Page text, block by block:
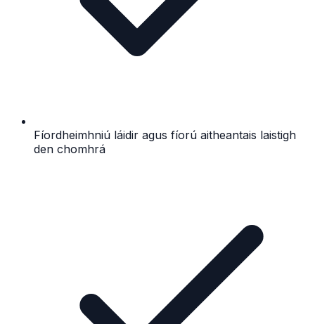
Fíordheimhniú láidir agus fíorú aitheantais laistigh
den chomhrá